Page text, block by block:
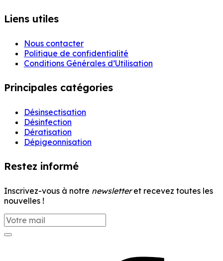
Liens utiles
Nous contacter
Politique de confidentialité
Conditions Générales d’Utilisation
Principales catégories
Désinsectisation
Désinfection
Dératisation
Dépigeonnisation
Restez informé
Inscrivez-vous à notre newsletteret recevez toutes les
nouvelles !